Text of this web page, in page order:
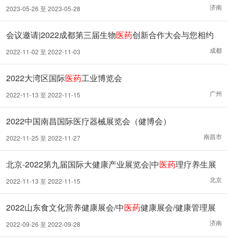
济南
2023-05-26 至 2023-05-28
会议邀请|2022成都第三届生物医药创新合作大会与您相约
成都
2022-11-02 至 2022-11-03
2022大湾区国际医药工业博览会
广州
2022-11-13 至 2022-11-15
2022中国南昌国际医疗器械展览会（健博会）
南昌市
2022-11-25 至 2022-11-27
北京-2022第九届国际大健康产业展览会|中医药理疗养生展
北京
2022-11-13 至 2022-11-15
2022山东食文化营养健康展会/中医药健康展会/健康管理展
会
济南
2022-09-26 至 2022-09-28